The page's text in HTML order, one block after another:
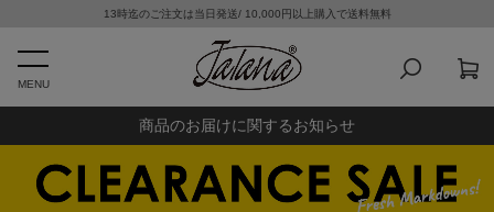
13時迄のご注文は当日発送/ 10,000円以上購入で送料無料
MENU
商品のお届けに関するお知らせ